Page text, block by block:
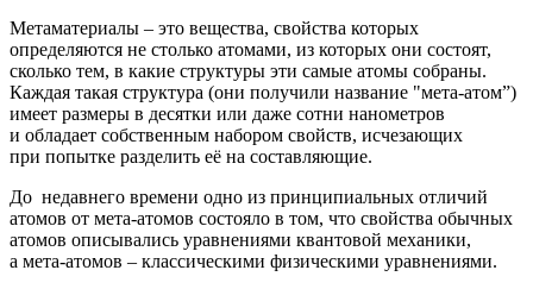
Метаматериалы – это вещества, свойства которых
определяются не столько атомами, из которых они состоят,
сколько тем, в какие структуры эти самые атомы собраны.
Каждая такая структура (они получили название "мета-атом”)
имеет размеры в десятки или даже сотни нанометров
и обладает собственным набором свойств, исчезающих
при попытке разделить её на составляющие.
До недавнего времени одно из принципиальных отличий
атомов от мета-атомов состояло в том, что свойства обычных
атомов описывались уравнениями квантовой механики,
а мета-атомов – классическими физическими уравнениями.